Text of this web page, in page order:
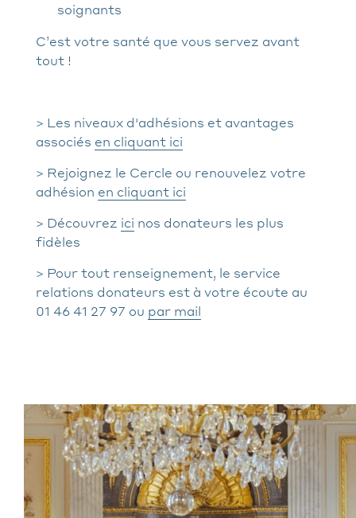
soignants
C’est votre santé que vous servez avant
tout !
> Les niveaux d'adhésions et avantages
associés en cliquant ici
> Rejoignez le Cercle ou renouvelez votre
adhésion en cliquant ici
> Découvrez ici nos donateurs les plus
fidèles
> Pour tout renseignement, le service
relations donateurs est à votre écoute au
01 46 41 27 97 ou par mail